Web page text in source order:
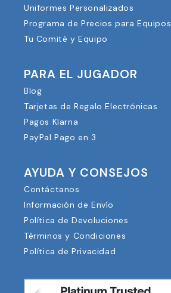
Uniformes Personalizados
Programa de Precios para Equipos
Tu Comité y Equipo
PARA EL JUGADOR
Blog
Tarjetas de Regalo Electrónicas
Pagos Klarna
PayPal Pago en 3
AYUDA Y CONSEJOS
Contáctanos
Información de Envío
Política de Devoluciones
Términos y Condiciones
Política de Privacidad